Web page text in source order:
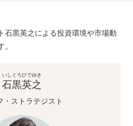
石黒英之による投資環境や市場動
石黒英之
いしぐろひでゆき
・ストラテジスト